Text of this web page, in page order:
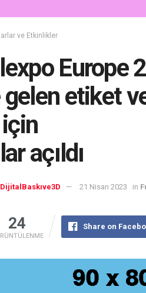
ve Etkinlikler
Europe
etiket
açıldı
DijitalBaskıve3D 21 Nisan 2023 in
24 Share on